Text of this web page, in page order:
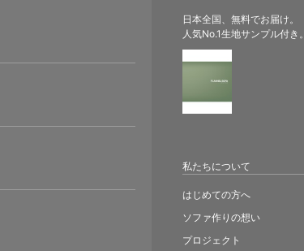
日本全国、無料でお届け。
人気No.1生地サンプル付き。
私たちについて
はじめての方へ
ソファ作りの想い
プロジェクト